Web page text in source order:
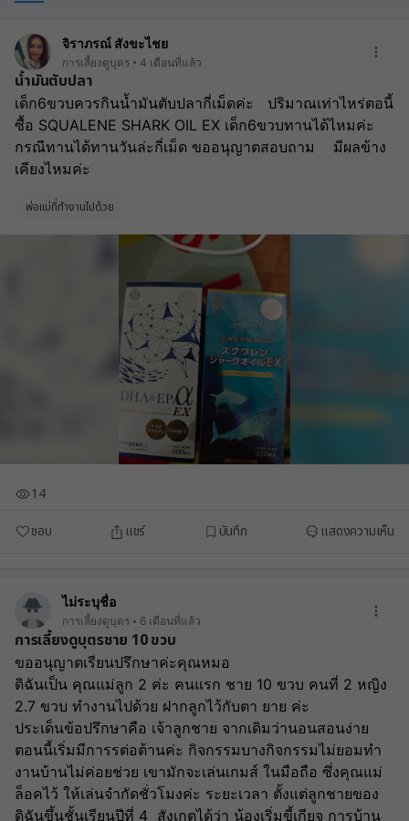
จิราภรณ์ สังขะไชย
การเลี้ยงดูบุตร 4 เดือนที่แล้ว
น้ำมันตับปลา
เด็ก6ขวบควรกินน้ำมันตับปลากี่เม็ดค่ะ   ปริมาณเท่าไหร่ตอนี้
ซื้อ SQUALENE SHARK OIL EX เด็ก6ขวบทานได้ไหมค่ะ
กรณีทานได้ทานวันล่ะกี่เม็ด ขออนุญาตสอบถาม    มีผลข้าง
เคียงไหมค่ะ
พ่อแม่ที่ทำงานไปด้วย
ชอบ แชร์ บันทึก แสดงความเห็น
14
ไม่ระบุชื่อ
การเลี้ยงดูบุตร 6 เดือนที่แล้ว
การเลี้ยงดูบุตรชาย 10 ขวบ
ขออนุญาตเรียนปรึกษาค่ะคุณหมอ
ดิฉันเป็น คุณแม่ลูก 2 ค่ะ คนแรก ชาย 10 ขวบ คนที่ 2 หญิง
2.7 ขวบ ทำงานไปด้วย ฝากลูกไว้กับตา ยาย ค่ะ
ประเด็นข้อปรึกษาคือ เจ้าลูกชาย จากเดิมว่านอนสอนง่าย
ตอนนี้เริ่มมีการรต่อต้านค่ะ กิจกรรมบางกิจกรรมไม่ยอมทำ
งานบ้านไม่ค่อยช่วย เขามักจะเล่นเกมส์ ในมือถือ ซึ่งคุณแม่
ล็อคไว้ ให้เล่นจำกัดชั่วโมงค่ะ ระยะเวลา ตั้งแต่ลูกชายของ
ดิฉันขึ้นชั้นเรียนปีที่ 4  สังเกตได้ว่า น้องเริ่มขี้เกียจ การบ้าน